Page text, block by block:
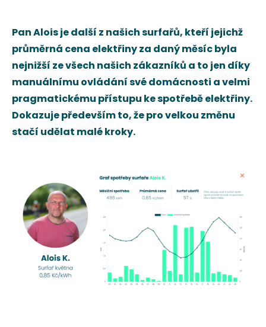
Pan Alois je další z našich surfařů, kteří jejichž
průměrná cena elektřiny za daný měsíc byla
nejnižší ze všech našich zákazníků a to jen díky
manuálnímu ovládání své domácnosti a velmi
pragmatickému přístupu ke spotřebě elektřiny.
Dokazuje především to, že pro velkou změnu
stačí udělat malé kroky.